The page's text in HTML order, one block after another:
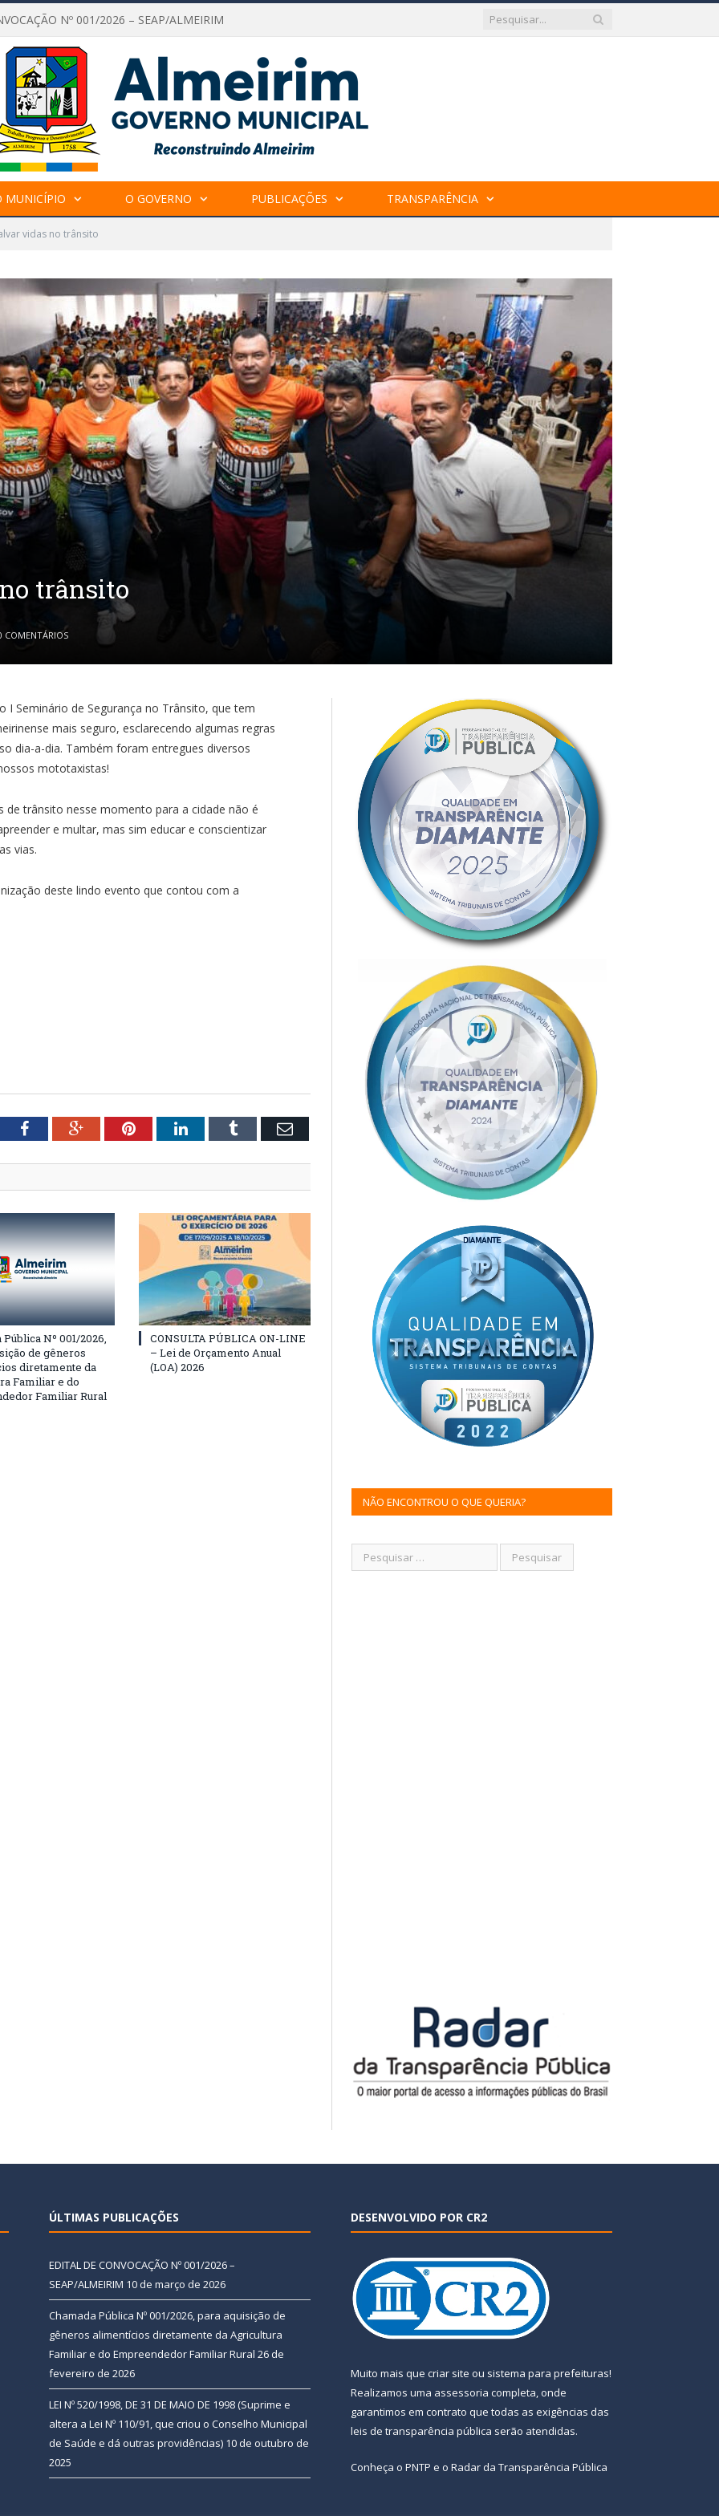
Nº 001/2026 – SEAP/ALMEIRIM
MUNICÍPIO O GOVERNO PUBLICAÇÕES TRANSPARÊNCIA
vidas no trânsito
trânsito
COMENTÁRIOS
I Seminário de Segurança no Trânsito, que tem
mais seguro, esclarecendo algumas regras
dia-a-dia. Também foram entregues diversos
mototaxistas!
trânsito nesse momento para a cidade não é
e multar, mas sim educar e conscientizar
vias.
deste lindo evento que contou com a
FacebookGoogle+PinterestLinkedInTumblr Email
Pública Nº 001/2026,
de gêneros
diretamente da
Familiar e do
Familiar Rural
CONSULTA PÚBLICA ON-LINE
– Lei de Orçamento Anual
(LOA) 2026
NÃO ENCONTROU O QUE QUERIA?
ÚLTIMAS PUBLICAÇÕES
EDITAL DE CONVOCAÇÃO Nº 001/2026 –
SEAP/ALMEIRIM 10 de março de 2026
Chamada Pública Nº 001/2026, para aquisição de
gêneros alimentícios diretamente da Agricultura
Familiar e do Empreendedor Familiar Rural 26 de
fevereiro de 2026
LEI Nº 520/1998, DE 31 DE MAIO DE 1998 (Suprime e
altera a Lei Nº 110/91, que criou o Conselho Municipal
de Saúde e dá outras providências) 10 de outubro de
2025
DESENVOLVIDO POR CR2
Muito mais que criar site ou sistema para prefeituras!
Realizamos uma assessoria completa, onde
garantimos em contrato que todas as exigências das
leis de transparência pública serão atendidas.
Conheça o PNTP e o Radar da Transparência Pública